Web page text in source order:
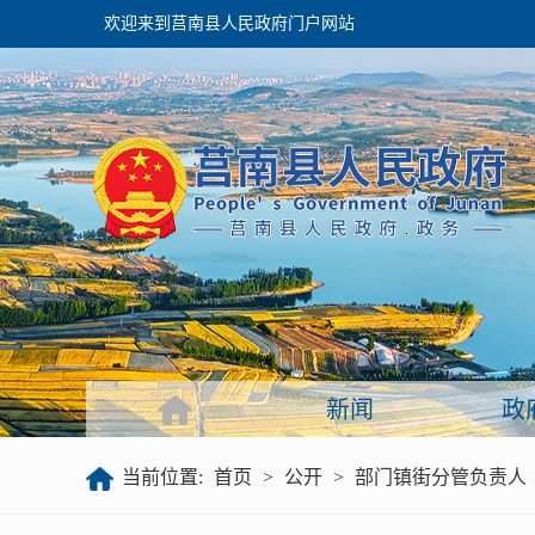
欢迎来到莒南县人民政府门户网站
政府
领导之窗
政府会议
政府工作报告
新闻 政
当前位置: 首页 > 公开 > 部门镇街分管负责人